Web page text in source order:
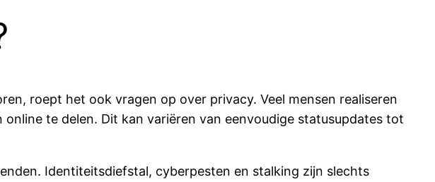
roept het ook vragen op over privacy. Veel mensen realiseren
te delen. Dit kan variëren van eenvoudige statusupdates tot
Identiteitsdiefstal, cyberpesten en stalking zijn slechts